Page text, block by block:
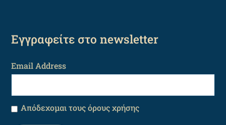
Εγγραφείτε στο newsletter
Email Address
Απόδεχομαι τους όρους χρήσης